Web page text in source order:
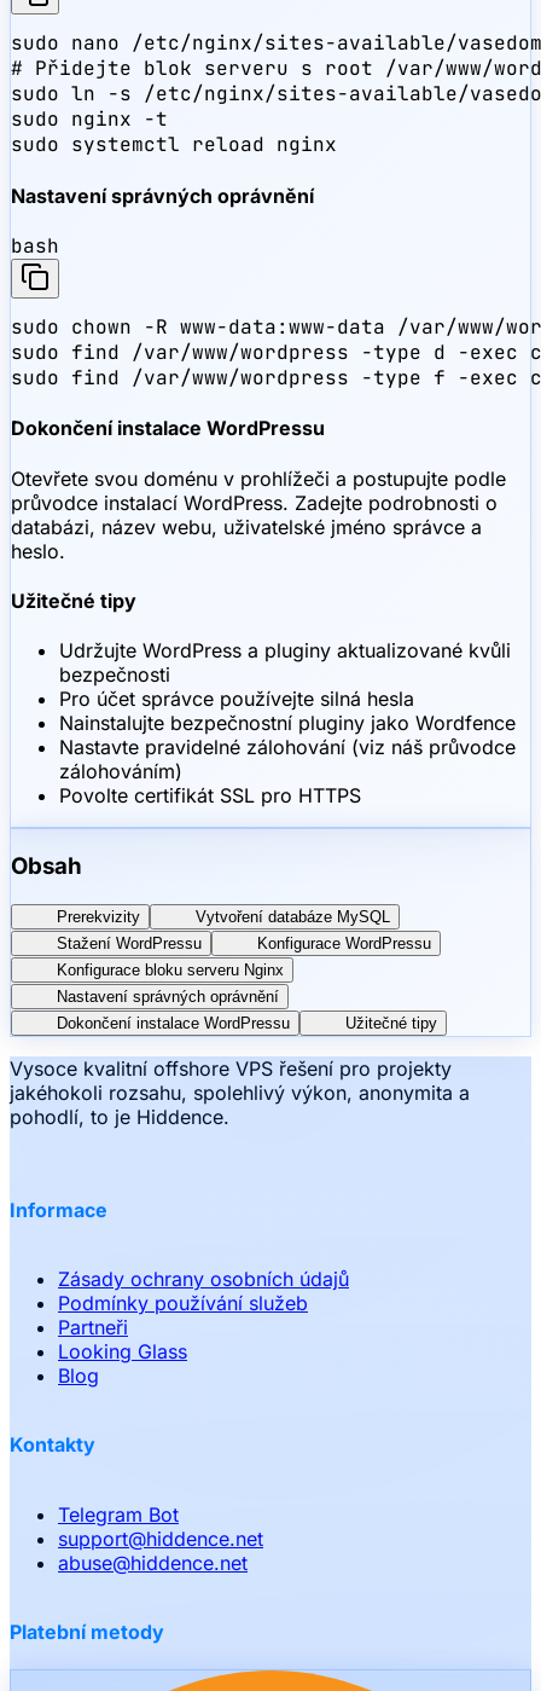
sudo nano /etc/nginx/sites-available/
# Přidejte blok serveru s root /var/www/
sudo ln -s /etc/nginx/sites-available/
sudo nginx -t
sudo systemctl reload nginx
Nastavení správných oprávnění
bash
sudo chown -R www-data:www-data /var/www/
sudo find /var/www/wordpress -type d -exec
sudo find /var/www/wordpress -type f -exec
Dokončení instalace WordPressu
Otevřete svou doménu v prohlížeči a postupujte podle
průvodce instalací WordPress. Zadejte podrobnosti o
databázi, název webu, uživatelské jméno správce a
heslo.
Užitečné tipy
Udržujte WordPress a pluginy aktualizované kvůli
bezpečnosti
Pro účet správce používejte silná hesla
Nainstalujte bezpečnostní pluginy jako Wordfence
Nastavte pravidelné zálohování (viz náš průvodce
zálohováním)
Povolte certifikát SSL pro HTTPS
Obsah
Prerekvizity
Vytvoření databáze MySQL
Stažení WordPressu
Konfigurace WordPressu
Konfigurace bloku serveru Nginx
Nastavení správných oprávnění
Dokončení instalace WordPressu
Užitečné tipy
Vysoce kvalitní offshore VPS řešení pro projekty
jakéhokoli rozsahu, spolehlivý výkon, anonymita a
pohodlí, to je Hiddence.
Informace
Zásady ochrany osobních údajů
Podmínky používání služeb
Partneři
Looking Glass
Blog
Kontakty
Telegram Bot
support@hiddence.net
abuse@hiddence.net
Platební metody